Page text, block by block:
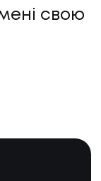
свою